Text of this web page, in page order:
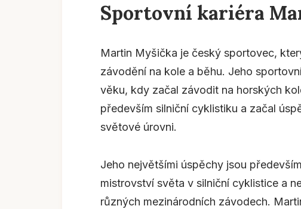
Sportovní kariéra
Martin Myšička je český sportovec,
závodění na kole a běhu. Jeho
věku, kdy začal závodit na horských
především silniční cyklistiku a začal
světové úrovni.
Jeho největšími úspěchy jsou
mistrovství světa v silniční cyklistice a
různých mezinárodních závodech.